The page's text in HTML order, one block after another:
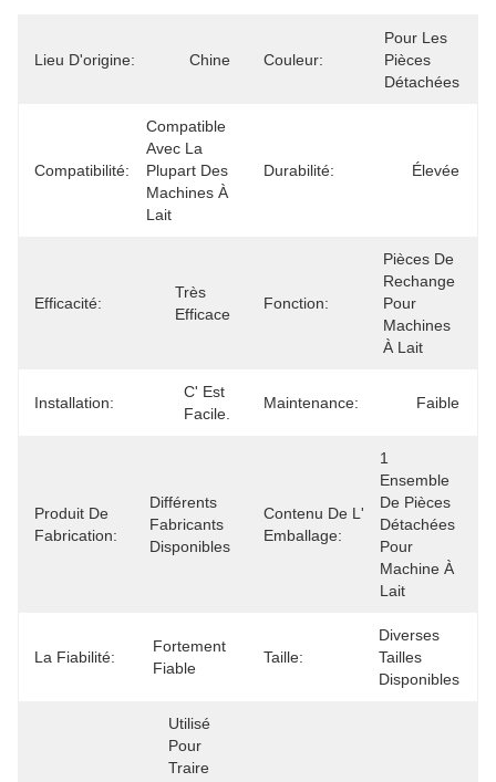
Lieu D'origine: Chine Couleur:
Pour Les
Pièces
Détachées
Compatibilité:
Compatible
Avec La
Plupart Des
Machines À
Lait
Durabilité: Élevée
Efficacité:
Très
Efficace
Fonction:
Pièces De
Rechange
Pour
Machines
À Lait
Installation:
C' Est
Facile.
Maintenance: Faible
Produit De
Fabrication:
Différents
Fabricants
Disponibles
Contenu De L'
Emballage:
1
Ensemble
De Pièces
Détachées
Pour
Machine À
Lait
La Fiabilité:
Fortement
Fiable
Taille:
Diverses
Tailles
Disponibles
Utilisé
Pour
Traire